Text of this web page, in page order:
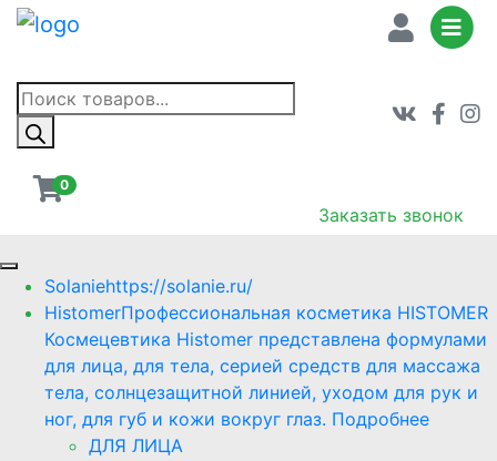
Поиск
товаров
0
Заказать звонок
Solaniehttps://solanie.ru/
HistomerПрофессиональная косметика HISTOMER
Космецевтика Histomer представлена формулами
для лица, для тела, серией средств для массажа
тела, солнцезащитной линией, уходом для рук и
ног, для губ и кожи вокруг глаз. Подробнее
ДЛЯ ЛИЦА